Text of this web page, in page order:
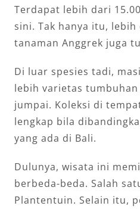
Terdapat lebih dari
sini. Tak hanya itu, lebih
tanaman Anggrek juga
Di luar spesies tadi,
lebih varietas tumbuhan
jumpai. Koleksi di
lengkap bila
yang ada di Bali.
Dulunya, wisata ini
berbeda-beda. Salah
Plantentuin. Selain itu,